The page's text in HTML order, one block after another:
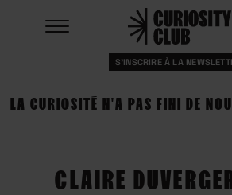
S'INSCRIRE À LA
LA CURIOSITÉ N'A PAS FINI DE
CLAIRE